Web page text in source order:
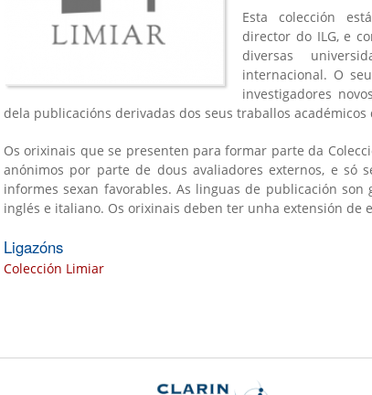
Esta colección
director do ILG, e
diversas
internacional. O
investigadores
dela publicacións derivadas dos seus traballos
Os orixinais que se presenten para formar parte da
anónimos por parte de dous avaliadores externos, e só
informes sexan favorables. As linguas de publicación son
inglés e italiano. Os orixinais deben ter unha extensión de
Ligazóns
Colección Limiar
is